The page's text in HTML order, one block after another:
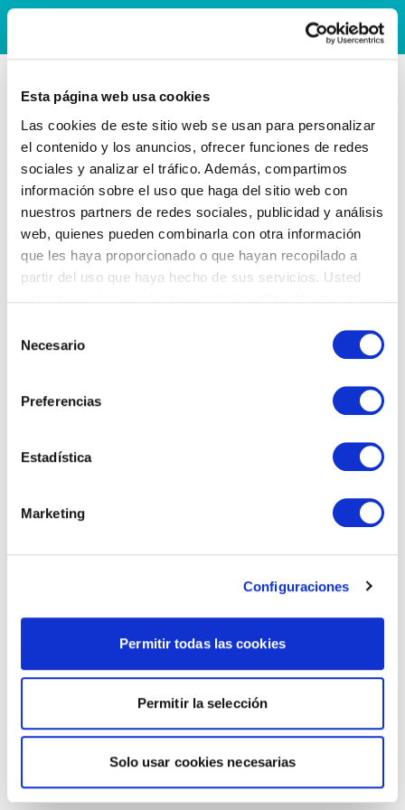
Esta página web usa cookies
Las cookies de este sitio web se usan para personalizar
el contenido y los anuncios, ofrecer funciones de redes
sociales y analizar el tráfico. Además, compartimos
información sobre el uso que haga del sitio web con
nuestros partners de redes sociales, publicidad y análisis
web, quienes pueden combinarla con otra información
que les haya proporcionado o que hayan recopilado a
partir del uso que haya hecho de sus servicios. Usted
Necesario
Preferencias
Estadística
Marketing
Configuraciones
Permitir todas las cookies
Permitir la selección
Solo usar cookies necesarias